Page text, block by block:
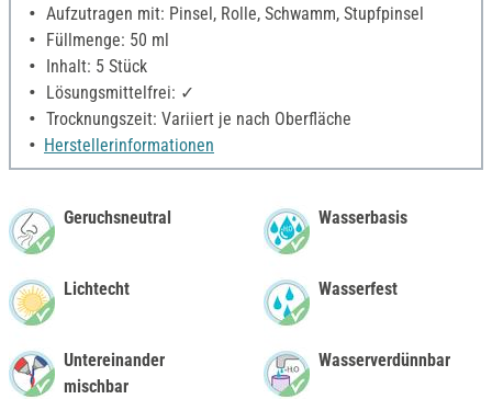
Aufzutragen mit: Pinsel, Rolle, Schwamm, Stupfpinsel
Füllmenge: 50 ml
Inhalt: 5 Stück
Lösungsmittelfrei: ✓
Trocknungszeit: Variiert je nach Oberfläche
Herstellerinformationen
Geruchsneutral
Lichtecht
Untereinander
mischbar
Wasserbasis
Wasserfest
Wasserverdünnbar